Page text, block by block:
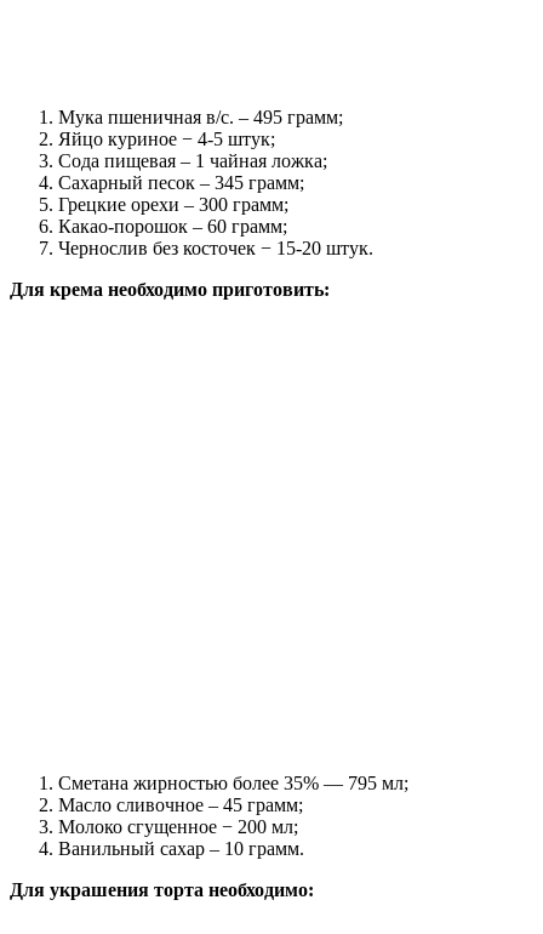
Мука пшеничная в/с. – 495 грамм;
Яйцо куриное − 4-5 штук;
Сода пищевая – 1 чайная ложка;
Сахарный песок – 345 грамм;
Грецкие орехи – 300 грамм;
Какао-порошок – 60 грамм;
Чернослив без косточек − 15-20 штук.
Для крема необходимо приготовить:
Сметана жирностью более 35% — 795 мл;
Масло сливочное – 45 грамм;
Молоко сгущенное − 200 мл;
Ванильный сахар – 10 грамм.
Для украшения торта необходимо: